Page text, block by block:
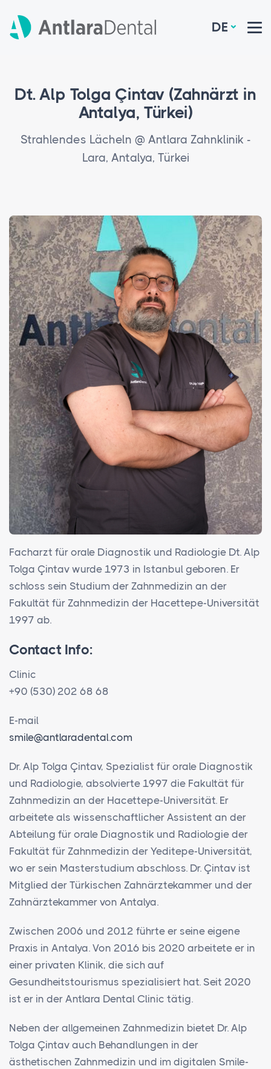
DE
Dt. Alp Tolga Çintav (Zahnärzt in
Antalya, Türkei)
Strahlendes Lächeln @ Antlara Zahnklinik -
Lara, Antalya, Türkei
Facharzt für orale Diagnostik und Radiologie Dt. Alp
Tolga Çintav wurde 1973 in Istanbul geboren. Er
schloss sein Studium der Zahnmedizin an der
Fakultät für Zahnmedizin der Hacettepe-Universität
1997 ab.
Contact Info:
Clinic
+90 (530) 202 68 68
E-mail
smile@antlaradental.com
Dr. Alp Tolga Çintav, Spezialist für orale Diagnostik
und Radiologie, absolvierte 1997 die Fakultät für
Zahnmedizin an der Hacettepe-Universität. Er
arbeitete als wissenschaftlicher Assistent an der
Abteilung für orale Diagnostik und Radiologie der
Fakultät für Zahnmedizin der Yeditepe-Universität,
wo er sein Masterstudium abschloss. Dr. Çintav ist
Mitglied der Türkischen Zahnärztekammer und der
Zahnärztekammer von Antalya.
Zwischen 2006 und 2012 führte er seine eigene
Praxis in Antalya. Von 2016 bis 2020 arbeitete er in
einer privaten Klinik, die sich auf
Gesundheitstourismus spezialisiert hat. Seit 2020
ist er in der Antlara Dental Clinic tätig.
Neben der allgemeinen Zahnmedizin bietet Dr. Alp
Tolga Çintav auch Behandlungen in der
ästhetischen Zahnmedizin und im digitalen Smile-